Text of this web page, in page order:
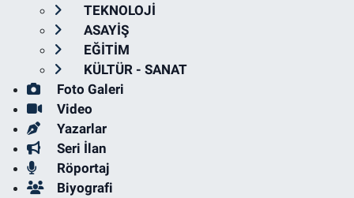
TEKNOLOJİ
ASAYİŞ
EĞİTİM
KÜLTÜR - SANAT
Foto Galeri
Video
Yazarlar
Seri İlan
Röportaj
Biyografi